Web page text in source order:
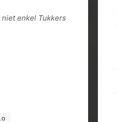
enkel Tukkers